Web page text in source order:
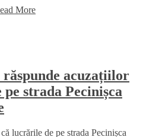
More
acuzațiilor
strada Pecinișca
lucrările de pe strada Pecinișca